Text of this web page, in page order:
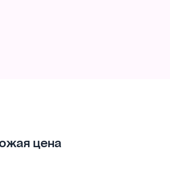
цена